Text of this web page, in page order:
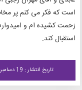
است که فکر می کنم پر
زحمت کشیده ام و
استقبال کند.
تاریخ انتشار : 19 دسامبر 19